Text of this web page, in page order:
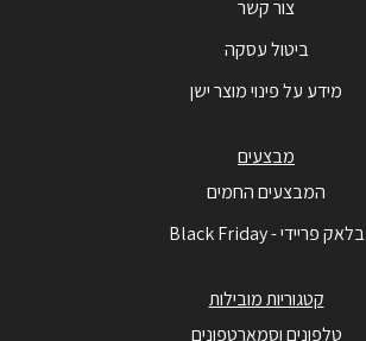
צור קשר
ביטול עסקה
מידע על פינוי מוצר ישן
מבצעים
המבצעים החמים
בלאק פריידי - Black Friday
קטגוריות מובילות
טלפונים וסמארטפונים